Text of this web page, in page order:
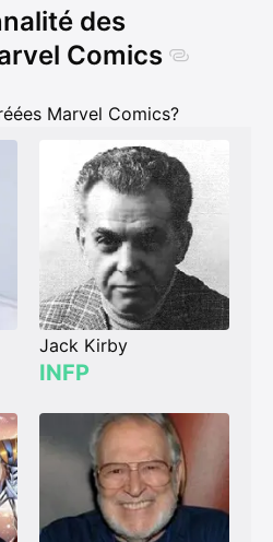
des
Comics
Marvel Comics?
Jack Kirby
INFP